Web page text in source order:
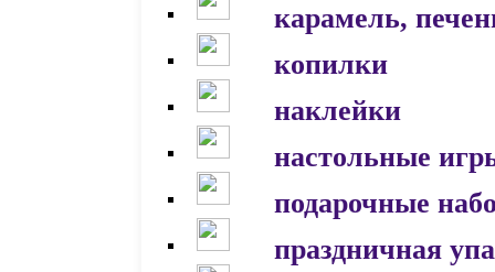
карамель,
копилки
наклейки
настольные
подарочные
праздничная